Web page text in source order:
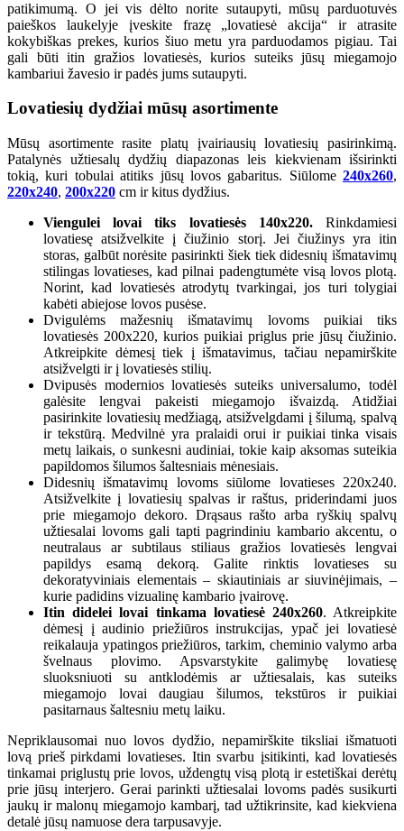
patikimumą. O jei vis dėlto norite sutaupyti, mūsų parduotuvės
paieškos laukelyje įveskite frazę „lovatiesė akcija“ ir atrasite
kokybiškas prekes, kurios šiuo metu yra parduodamos pigiau. Tai
gali būti itin gražios lovatiesės, kurios suteiks jūsų miegamojo
kambariui žavesio ir padės jums sutaupyti.
Lovatiesių dydžiai mūsų asortimente
Mūsų asortimente rasite platų įvairiausių lovatiesių pasirinkimą.
Patalynės užtiesalų dydžių diapazonas leis kiekvienam išsirinkti
tokią, kuri tobulai atitiks jūsų lovos gabaritus. Siūlome 240x260,
220x240, 200x220 cm ir kitus dydžius.
Viengulei lovai tiks lovatiesės 140x220.Rinkdamiesi
lovatiesę atsižvelkite į čiužinio storį. Jei čiužinys yra itin
storas, galbūt norėsite pasirinkti šiek tiek didesnių išmatavimų
stilingas lovatieses, kad pilnai padengtumėte visą lovos plotą.
Norint, kad lovatiesės atrodytų tvarkingai, jos turi tolygiai
kabėti abiejose lovos pusėse.
Dvigulėms mažesnių išmatavimų lovoms puikiai tiks
lovatiesės 200x220, kurios puikiai priglus prie jūsų čiužinio.
Atkreipkite dėmesį tiek į išmatavimus, tačiau nepamirškite
atsižvelgti ir į lovatiesės stilių.
Dvipusės modernios lovatiesės suteiks universalumo, todėl
galėsite lengvai pakeisti miegamojo išvaizdą. Atidžiai
pasirinkite lovatiesių medžiagą, atsižvelgdami į šilumą, spalvą
ir tekstūrą. Medvilnė yra pralaidi orui ir puikiai tinka visais
metų laikais, o sunkesni audiniai, tokie kaip aksomas suteikia
papildomos šilumos šaltesniais mėnesiais.
Didesnių išmatavimų lovoms siūlome lovatieses 220x240.
Atsižvelkite į lovatiesių spalvas ir raštus, priderindami juos
prie miegamojo dekoro. Drąsaus rašto arba ryškių spalvų
užtiesalai lovoms gali tapti pagrindiniu kambario akcentu, o
neutralaus ar subtilaus stiliaus gražios lovatiesės lengvai
papildys esamą dekorą. Galite rinktis lovatieses su
dekoratyviniais elementais – skiautiniais ar siuvinėjimais, –
kurie padidins vizualinę kambario įvairovę.
Itin didelei lovai tinkama lovatiesė 240x260. Atkreipkite
dėmesį į audinio priežiūros instrukcijas, ypač jei lovatiesė
reikalauja ypatingos priežiūros, tarkim, cheminio valymo arba
švelnaus plovimo. Apsvarstykite galimybę lovatiesę
sluoksniuoti su antklodėmis ar užtiesalais, kas suteiks
miegamojo lovai daugiau šilumos, tekstūros ir puikiai
pasitarnaus šaltesniu metų laiku.
Nepriklausomai nuo lovos dydžio, nepamirškite tiksliai išmatuoti
lovą prieš pirkdami lovatieses. Itin svarbu įsitikinti, kad lovatiesės
tinkamai priglustų prie lovos, uždengtų visą plotą ir estetiškai derėtų
prie jūsų interjero. Gerai parinkti užtiesalai lovoms padės susikurti
jaukų ir malonų miegamojo kambarį, tad užtikrinsite, kad kiekviena
detalė jūsų namuose dera tarpusavyje.